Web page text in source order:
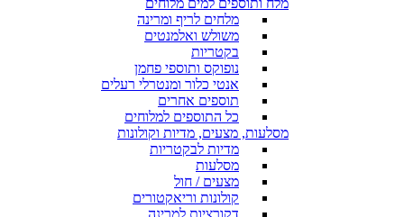
מלחים לריף ומרינה
משולש ואלמנטים
בקטריות
נופוקס ותוספי פחמן
אנטי כלור ומנטרלי רעלים
תוספים אחרים
כל התוספים למלוחים
מסלעות, מצעים, מדיות וקולונות
מדיות לבקטריות
מסלעות
מצעים / חול
קולונות וריאקטורים
דקורציות למרינה